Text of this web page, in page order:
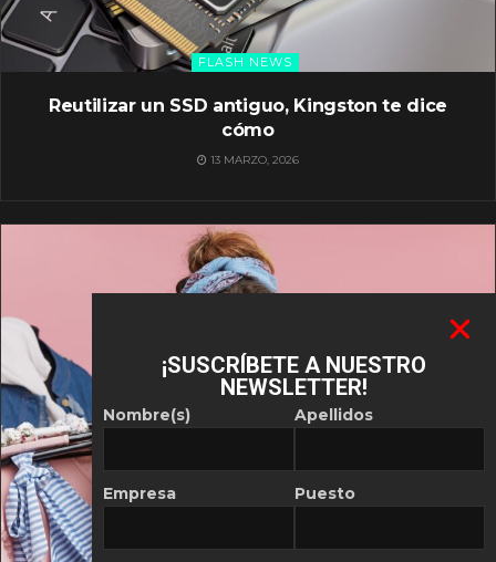
FLASH NEWS
Reutilizar un SSD antiguo, Kingston te dice
cómo
13 MARZO, 2026
¡SUSCRÍBETE A NUESTRO
NEWSLETTER!
Nombre(s)
Empresa
Apellidos
Puesto